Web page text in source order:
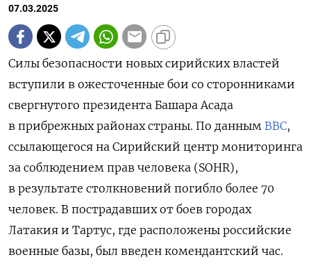
07.03.2025
Силы безопасности новых сирийских властей
вступили в ожесточенные бои со сторонниками
свергнутого президента Башара Асада
в прибрежных районах страны. По данным BBC,
ссылающегося на Сирийский центр мониторинга
за соблюдением прав человека (SOHR),
в результате столкновений погибло более 70
человек. В пострадавших от боев городах
Латакия и Тартус, где расположены российские
военные базы, был введен комендантский час.